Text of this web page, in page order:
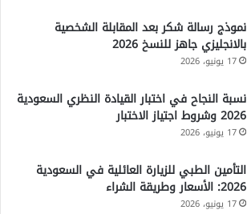
نموذج رسالة شكر بعد المقابلة الشخصية
بالانجليزي جاهز للنسخ 2026
17 يونيو، 2026
نسبة النجاح في اختبار القيادة النظري السعودية
2026 وشروط اجتياز الاختبار
17 يونيو، 2026
التأمين الطبي للزيارة العائلية في السعودية
2026: الأسعار وطريقة الشراء
17 يونيو، 2026